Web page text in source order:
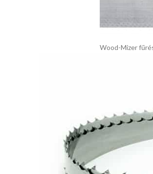
Wood-Mizer